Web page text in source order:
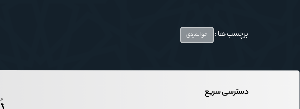
برچسب ها : جوانمردی
دسترسی سریع